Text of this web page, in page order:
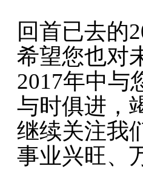
回首已去的
希望您也对
2017年中与
与时俱进，
继续关注我
事业兴旺、